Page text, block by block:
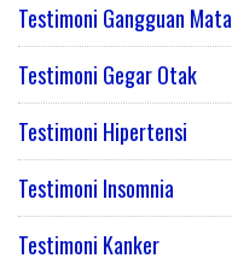
Testimoni Gangguan Mata
Testimoni Gegar Otak
Testimoni Hipertensi
Testimoni Insomnia
Testimoni Kanker